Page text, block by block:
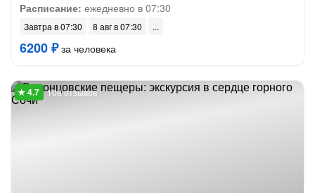
Расписание: ежедневно в 07:30
Завтра в 07:30 8 авг в 07:30
6200 ₽за человека
109 отзывов